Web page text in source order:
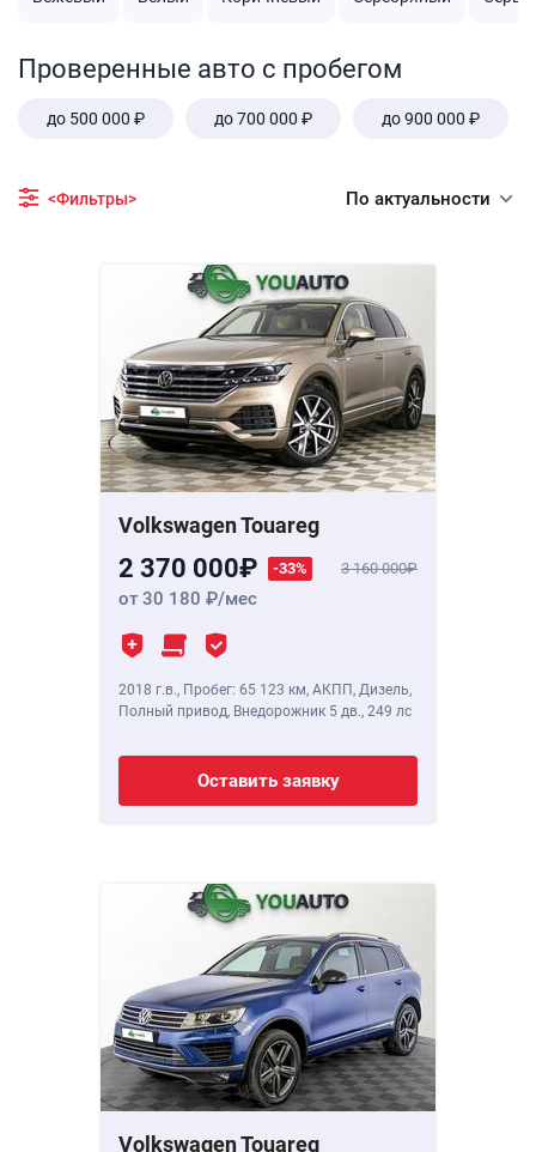
Проверенные авто с пробегом
до 500 000 ₽ до 700 000 ₽ до 900 000 ₽
<Фильтры> По актуальности
Volkswagen Touareg
2 370 000 -33% 3 160 000
от 30 180 /мес
2018 г.в., Пробег: 65 123 км, АКПП, Дизель,
Полный привод, Внедорожник 5 дв., 249 лс
Оставить заявку
Volkswagen Touareg